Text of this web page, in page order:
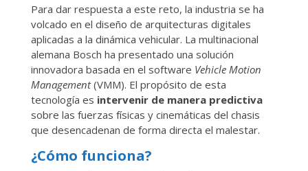
Para dar respuesta a este reto, la industria se ha
volcado en el diseño de arquitecturas digitales
aplicadas a la dinámica vehicular. La multinacional
alemana Bosch ha presentado una solución
innovadora basada en el software Vehicle Motion
Management(VMM). El propósito de esta
tecnología es intervenir de manera predictiva
sobre las fuerzas físicas y cinemáticas del chasis
que desencadenan de forma directa el malestar.
¿Cómo funciona?